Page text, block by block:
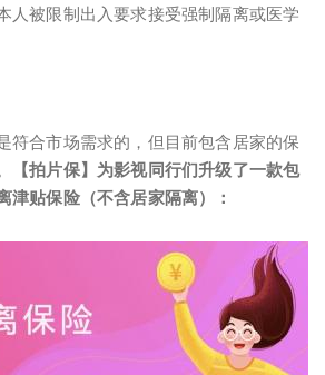
人被限制出入要求接受强制隔离或医学
符合市场需求的，但目前包含居家的保
【拍片保】为影视同行们升级了一款包
津贴保险（不含居家隔离）：